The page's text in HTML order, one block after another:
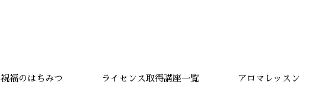
祝福のはちみつ ライセンス取得講座一覧 アロマレッスン